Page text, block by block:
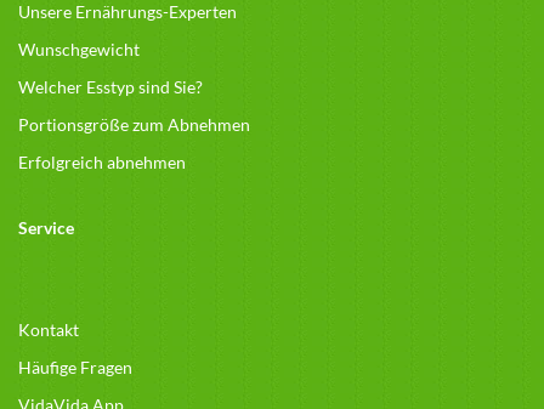
Unsere Ernährungs-Experten
Wunschgewicht
Welcher Esstyp sind Sie?
Portionsgröße zum Abnehmen
Erfolgreich abnehmen
Service
Kontakt
Häufige Fragen